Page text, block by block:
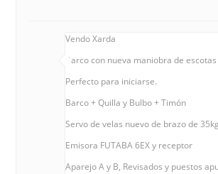
Vendo Xarda
Barco con nueva maniobra de
Perfecto para iniciarse.
Barco + Quilla y Bulbo + Timón
Servo de velas nuevo de brazo de 35kg
Emisora FUTABA 6EX y receptor
Aparejo A y B, Revisados y puestos